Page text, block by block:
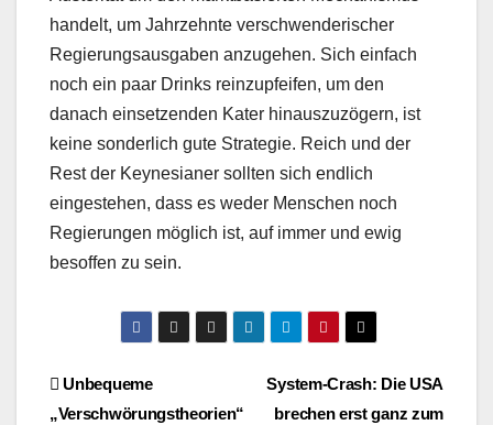
handelt, um Jahrzehnte verschwenderischer
Regierungsausgaben anzugehen. Sich einfach
noch ein paar Drinks reinzupfeifen, um den
danach einsetzenden Kater hinauszuzögern, ist
keine sonderlich gute Strategie. Reich und der
Rest der Keynesianer sollten sich endlich
eingestehen, dass es weder Menschen noch
Regierungen möglich ist, auf immer und ewig
besoffen zu sein.
BeitragsnavigationSystem-Crash: Die USA
brechen erst ganz zum
Unbequeme
„Verschwörungstheorien“